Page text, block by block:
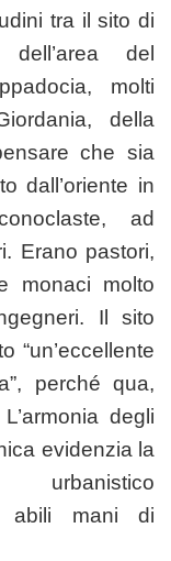
tra il sito di
del
molti
della
che sia
dall’oriente in
ad
Erano pastori,
monaci molto
Il sito
“un’eccellente
perché qua,
degli
evidenzia la
urbanistico
abili mani di